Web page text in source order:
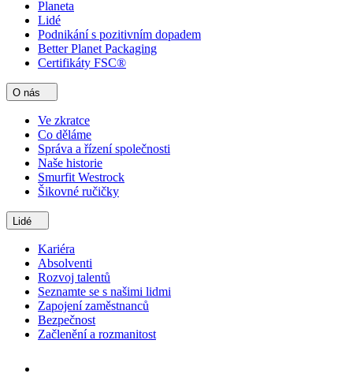
Planeta
Lidé
Podnikání s pozitivním dopadem
Better Planet Packaging
Certifikáty FSC®
O nás
Ve zkratce
Co děláme
Správa a řízení společnosti
Naše historie
Smurfit Westrock
Šikovné ručičky
Lidé
Kariéra
Absolventi
Rozvoj talentů
Seznamte se s našimi lidmi
Zapojení zaměstnanců
Bezpečnost
Začlenění a rozmanitost